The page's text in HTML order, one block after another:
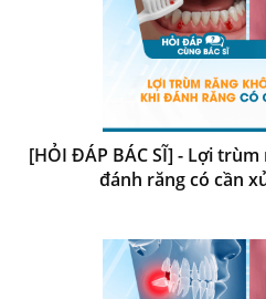
[HỎI ĐÁP BÁC SĨ] - Lợi
đánh răng có cần